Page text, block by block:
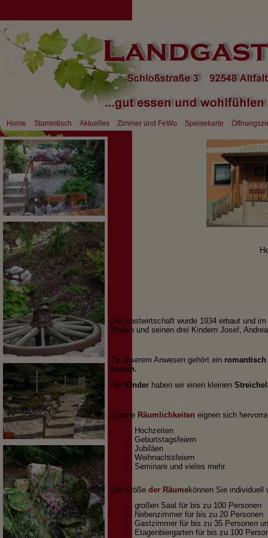
Home Stammtisch Aktuelles Zimmer und FeWo Speisekarte
Die Gastwirtschaft wurde 1934 erbaut und
Marion und seinen drei Kindern Josef,
Zu unserem Anwesen gehört ein romantisch
lassen.
Für Kinder haben wir einen kleinen
Unsere Räumlichkeiten eignen sich
Hochzeiten
Geburtstagsfeiern
Jubiläen
Weihnachtsfeiern
Seminare und vieles mehr.
Die Größe der Räumekönnen Sie individuell
großen Saal für bis zu 100 Personen
Nebenzimmer für bis zu 20 Personen
Gastzimmer für bis zu 35 Personen
Etagenbiergarten für bis zu 100